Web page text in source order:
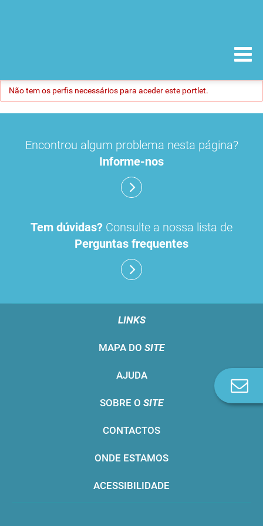
Não tem os perfis necessários para aceder este portlet.
Encontrou algum problema nesta página?
Informe-nos
Tem dúvidas? Consulte a nossa lista de
Perguntas frequentes
LINKS
MAPA DO SITE
AJUDA
SOBRE O SITE
CONTACTOS
ONDE ESTAMOS
ACESSIBILIDADE